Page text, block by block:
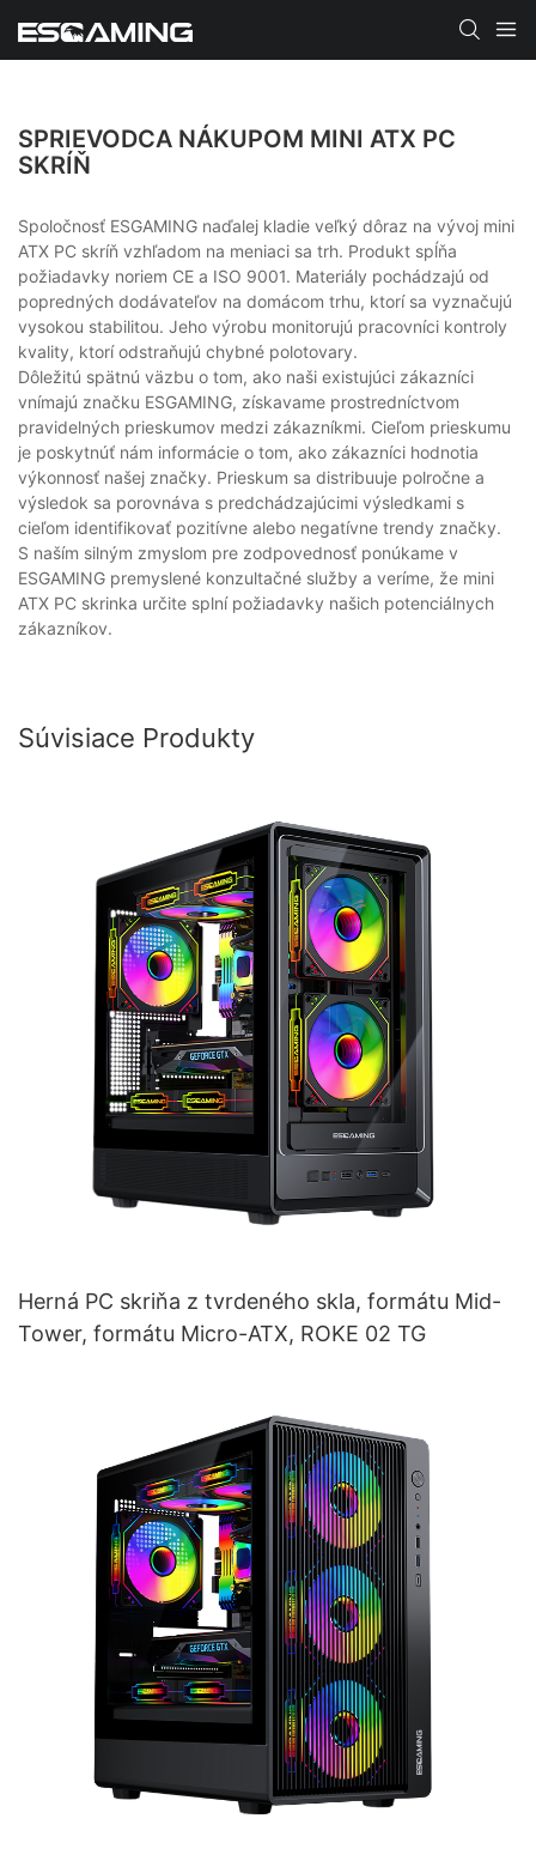
SPRIEVODCA NÁKUPOM MINI ATX PC
SKRÍŇ
Spoločnosť ESGAMING naďalej kladie veľký dôraz na vývoj mini
ATX PC skríň vzhľadom na meniaci sa trh. Produkt spĺňa
požiadavky noriem CE a ISO 9001. Materiály pochádzajú od
popredných dodávateľov na domácom trhu, ktorí sa vyznačujú
vysokou stabilitou. Jeho výrobu monitorujú pracovníci kontroly
kvality, ktorí odstraňujú chybné polotovary.
Dôležitú spätnú väzbu o tom, ako naši existujúci zákazníci
vnímajú značku ESGAMING, získavame prostredníctvom
pravidelných prieskumov medzi zákazníkmi. Cieľom prieskumu
je poskytnúť nám informácie o tom, ako zákazníci hodnotia
výkonnosť našej značky. Prieskum sa distribuuje polročne a
výsledok sa porovnáva s predchádzajúcimi výsledkami s
cieľom identifikovať pozitívne alebo negatívne trendy značky.
S naším silným zmyslom pre zodpovednosť ponúkame v
ESGAMING premyslené konzultačné služby a veríme, že mini
ATX PC skrinka určite splní požiadavky našich potenciálnych
zákazníkov.
Súvisiace Produkty
Herná PC skriňa z tvrdeného skla, formátu Mid-
Tower, formátu Micro-ATX, ROKE 02 TG